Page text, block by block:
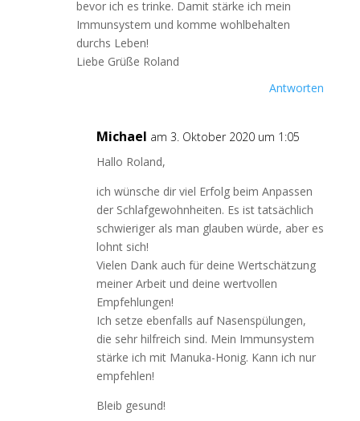
bevor ich es trinke. Damit stärke ich mein
Immunsystem und komme wohlbehalten
durchs Leben!
Liebe Grüße Roland
Antworten
Michael am 3. Oktober 2020 um 1:05
Hallo Roland,
ich wünsche dir viel Erfolg beim Anpassen
der Schlafgewohnheiten. Es ist tatsächlich
schwieriger als man glauben würde, aber es
lohnt sich!
Vielen Dank auch für deine Wertschätzung
meiner Arbeit und deine wertvollen
Empfehlungen!
Ich setze ebenfalls auf Nasenspülungen,
die sehr hilfreich sind. Mein Immunsystem
stärke ich mit Manuka-Honig. Kann ich nur
empfehlen!
Bleib gesund!